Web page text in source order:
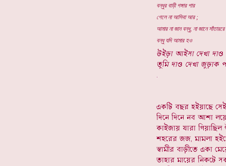
বন্ধুর বাড়ী গঙ্গার পার
গেলে না আসিবা আর ;
আমার না জান বন্ধু, না জানে
বন্ধু যদি আমার হও